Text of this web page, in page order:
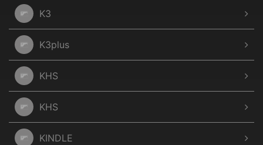
K3
K3plus
KHS
KHS
KINDLE